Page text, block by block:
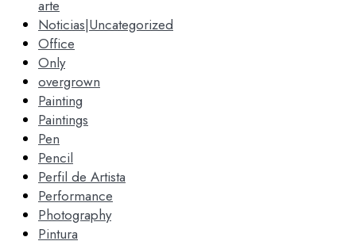
arte
Noticias|Uncategorized
Office
Only
overgrown
Painting
Paintings
Pen
Pencil
Perfil de Artista
Performance
Photography
Pintura